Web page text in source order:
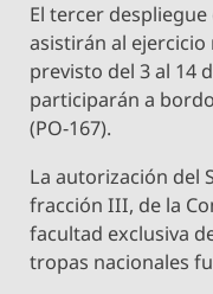
El tercer
asistirán al ejercicio
previsto del 3 al 14
participarán a
(PO-167).
La autorización del
fracción III, de la
facultad exclusiva
tropas nacionales